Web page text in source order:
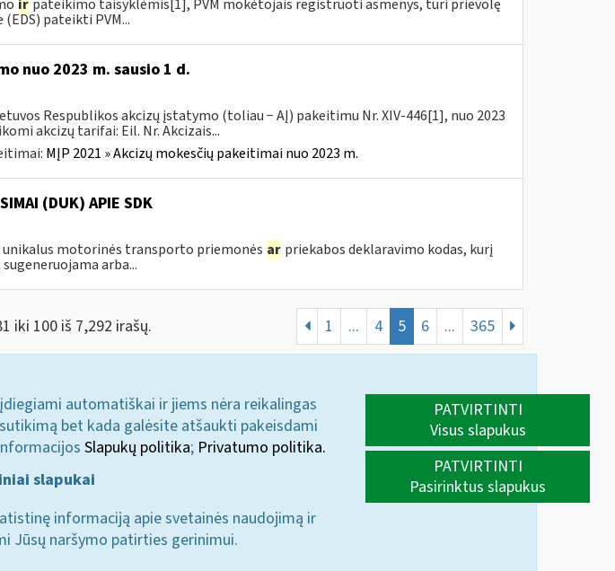
ir pateikimo taisyklėmis[1], PVM mokėtojais registruoti asmenys, turi prievolę
pateikti PVM...
nuo 2023 m. sausio 1 d.
Respublikos akcizų įstatymo (toliau − AĮ) pakeitimu Nr. XIV-446[1], nuo 2023
akcizų tarifai: Eil. Nr. Akcizais...
MĮP 2021 » Akcizų mokesčių pakeitimai nuo 2023 m.
(DUK) APIE SDK
unikalus motorinės transporto priemonės ar priekabos deklaravimo kodas, kurį
arba...
iki 100 iš 7,292 irašų. 1 ... 4 5 6 ... 365
automatiškai ir jiems nėra reikalingas
bet kada galėsite atšaukti pakeisdami
Slapukų politika; Privatumo politika.
slapukai
informaciją apie svetainės naudojimą ir
Jūsų naršymo patirties gerinimui.
PATVIRTINTI
Visus slapukus
PATVIRTINTI
Pasirinktus slapukus